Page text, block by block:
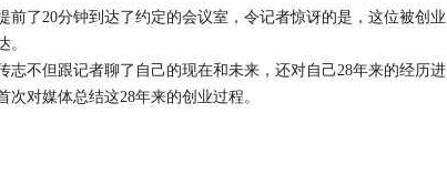
了20分钟到达了约定的会议室，令记者惊讶的是，这位被创业
。
不但跟记者聊了自己的现在和未来，还对自己28年来的经历进
对媒体总结这28年来的创业过程。